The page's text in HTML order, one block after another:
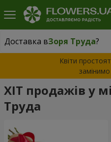
Доставка вЗоря Труда?
Доставка вЗоря Труда|
Квіти
ХІТ продажів у
Труда